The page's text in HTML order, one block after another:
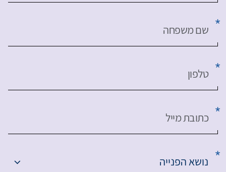
שם משפחה
טלפון
כתובת מייל
נושא הפנייה